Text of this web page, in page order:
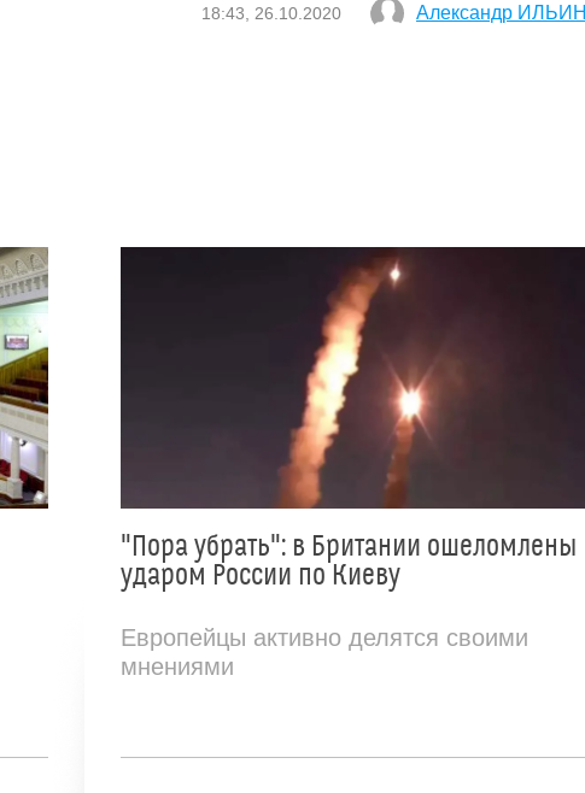
18:43, 26.10.2020 Александр ИЛЬИН
"Пора убрать": в Британии ошеломлены
ударом России по Киеву
Европейцы активно делятся своими
мнениями